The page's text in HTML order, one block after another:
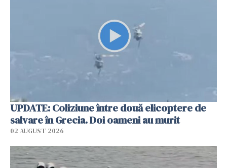
UPDATE: Coliziune între două elicoptere de
salvare în Grecia. Doi oameni au murit
02 AUGUST 2026